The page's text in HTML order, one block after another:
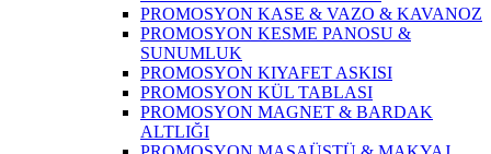
PROMOSYON KASE & VAZO & KAVANOZ
PROMOSYON KESME PANOSU &
SUNUMLUK
PROMOSYON KIYAFET ASKISI
PROMOSYON KÜL TABLASI
PROMOSYON MAGNET & BARDAK
ALTLIĞI